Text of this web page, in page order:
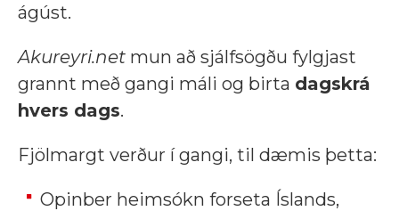
ágúst.
Akureyri.net mun að sjálfsögðu fylgjast
grannt með gangi máli og birta dagskrá
hvers dags.
Fjölmargt verður í gangi, til dæmis þetta:
Opinber heimsókn forseta Íslands,